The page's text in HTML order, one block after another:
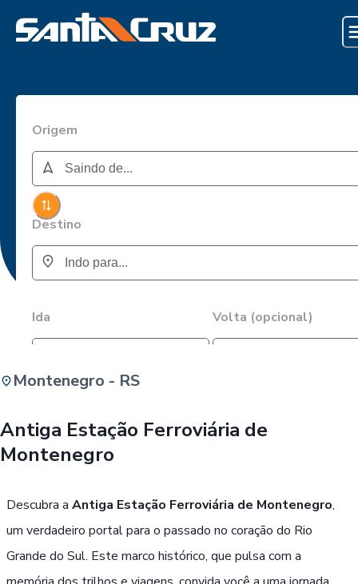
Origem
Destino
Ida Volta (opcional)
Montenegro - RS
Antiga Estação Ferroviária de
Montenegro
Descubra a Antiga Estação Ferroviária de Montenegro,
um verdadeiro portal para o passado no coração do Rio
Grande do Sul. Este marco histórico, que pulsa com a